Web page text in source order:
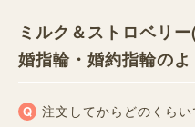
ミルク＆ストロベリ
婚指輪・婚約指輪の
注文してからどのくら